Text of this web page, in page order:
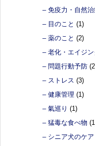
– 免疫力・自然治
– 目のこと (1)
– 薬のこと (2)
– 老化・エイジ
– 問題行動予防
– ストレス (3)
– 健康管理 (1)
– 氣巡り (1)
– 猛毒な食べ物
– シニア犬のケア